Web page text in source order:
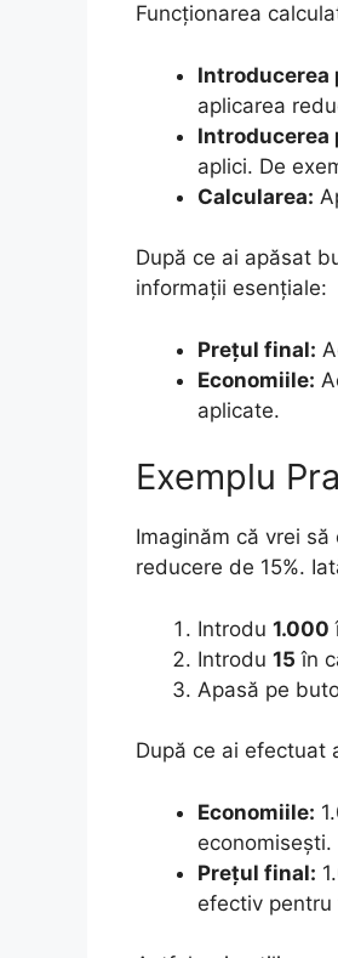
Funcționarea
aplicarea
Introducerea
aplici. De
Calcularea:
După ce ai apăsat
informații esențiale:
Prețul final:
Economiile:
aplicate.
Exemplu
Imaginăm că vrei
reducere de 15%.
Introdu 1.000
Introdu 15 în
Apasă pe
După ce ai efectuat
Economiile:
economisești.
Prețul final:
efectiv pentru